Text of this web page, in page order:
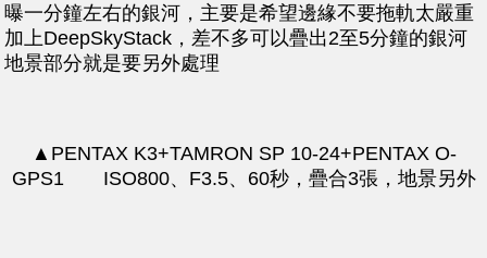
曝一分鐘左右的銀河，主要是希望邊緣不要拖軌太嚴重
加上DeepSkyStack，差不多可以疊出2至5分鐘的銀河
地景部分就是要另外處理
▲PENTAX K3+TAMRON SP 10-24+PENTAX O-
GPS1 ISO800、F3.5、60秒，疊合3張，地景另外